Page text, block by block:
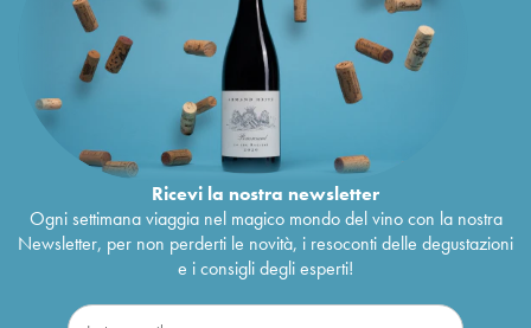
Ricevi la nostra newsletter
Ogni settimana viaggia nel magico mondo del vino con la nostra
Newsletter, per non perderti le novità, i resoconti delle degustazioni
e i consigli degli esperti!